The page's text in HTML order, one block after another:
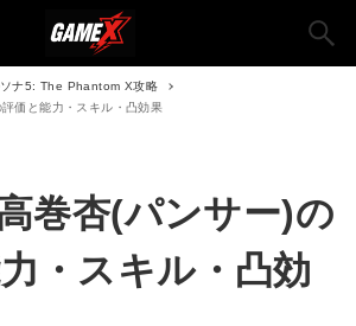
ソナ5: The Phantom X攻略
価と能力・スキル・凸効果
高巻杏(パンサー)の
・スキル・凸効